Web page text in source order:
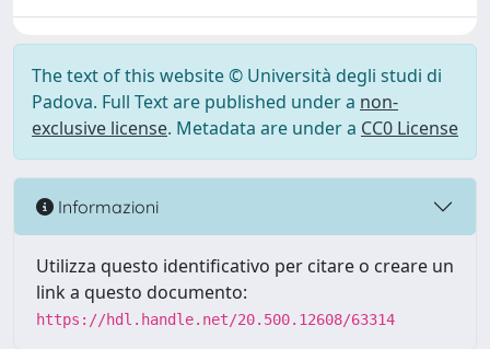
The text of this website © Università degli studi di
Padova. Full Text are published under a non-
exclusive license. Metadata are under a CC0 License
Informazioni
Utilizza questo identificativo per citare o creare un
link a questo documento:
https://hdl.handle.net/20.500.12608/63314